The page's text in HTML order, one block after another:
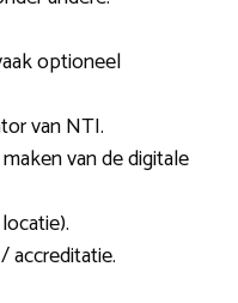
optioneel
van NTI.
van de digitale
accreditatie.